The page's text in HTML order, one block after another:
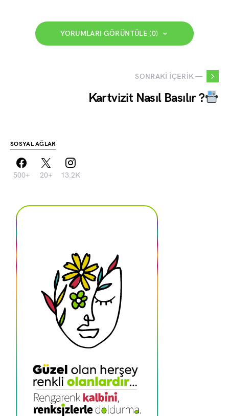
YORUMLARI GÖRÜNTÜLE (0)
SONRAKI İÇERIK —
Kartvizit Nasıl Basılır ?
SOSYAL AĞLAR
500+ 20+ 13.2K